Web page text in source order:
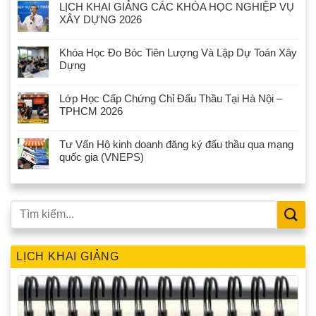
LỊCH KHAI GIẢNG CÁC KHÓA HỌC NGHIỆP VỤ
XÂY DỰNG 2026
Khóa Học Đo Bóc Tiên Lượng Và Lập Dự Toán Xây
Dựng
Lớp Học Cấp Chứng Chỉ Đấu Thầu Tại Hà Nội –
TPHCM 2026
Tư Vấn Hộ kinh doanh đăng ký đấu thầu qua mạng
quốc gia (VNEPS)
LỊCH KHAI GIẢNG